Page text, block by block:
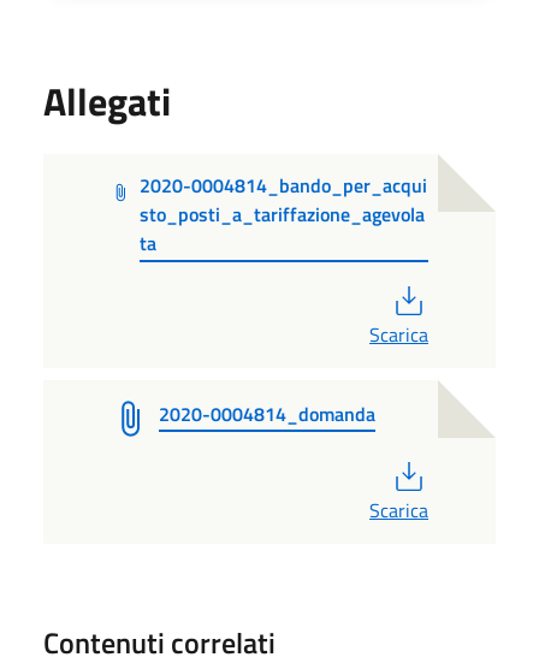
Allegati
2020-0004814_bando_per_acqui
sto_posti_a_tariffazione_agevola
ta
Scarica
2020-0004814_domanda
Scarica
Contenuti correlati